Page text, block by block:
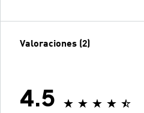
Valoraciones (2)
4.5